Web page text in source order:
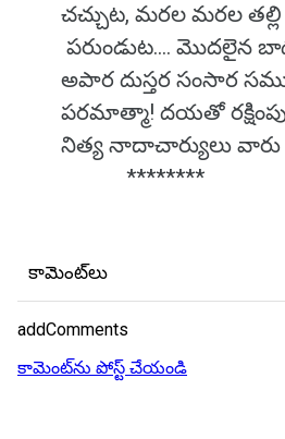
చచ్చుట, మరల మరల తల్లి
పరుండుట.... మొదలైన
అపార దుస్తర సంసార
పరమాత్మా! దయతో
నిత్య నాదాచార్యులు వారు
********
కామెంట్‌లు
addComments
కామెంట్‌ను పోస్ట్ చేయండి